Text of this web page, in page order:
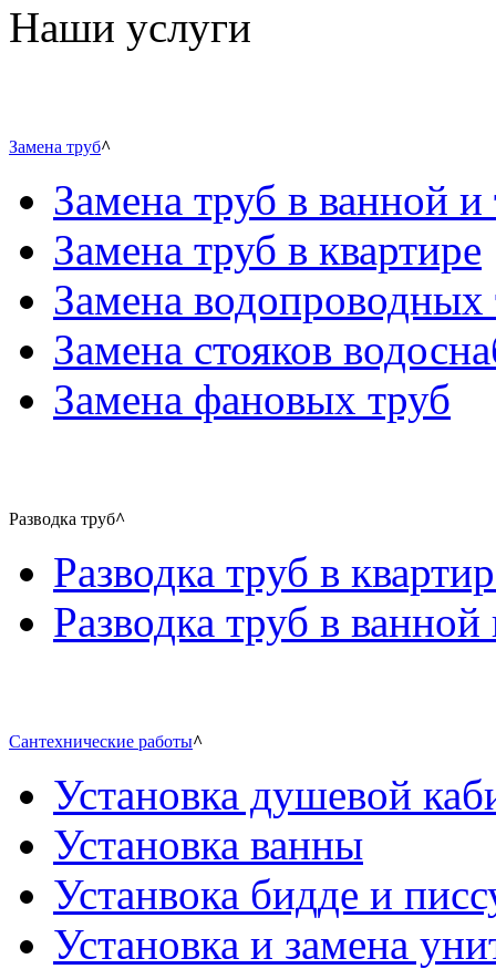
Наши услуги
Замена труб^
Замена труб в ванной и
Замена труб в квартире
Замена водопроводных
Замена стояков
Замена фановых труб
Разводка труб^
Разводка труб в
Разводка труб в ванной
Сантехнические работы^
Установка душевой
Установка ванны
Устанвока бидде и
Установка и замена